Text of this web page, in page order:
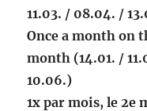
11.03. / 08.04. /
Once a month on
month (14.01. /
10.06.)
1x par mois, le 2e